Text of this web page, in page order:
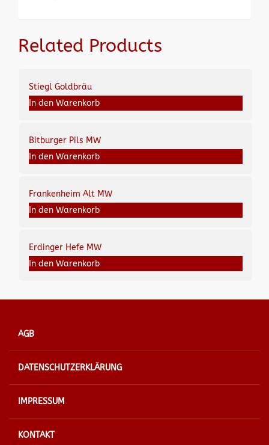
Related Products
Stiegl Goldbräu
In den Warenkorb
Bitburger Pils MW
In den Warenkorb
Frankenheim Alt MW
In den Warenkorb
Erdinger Hefe MW
In den Warenkorb
AGB
DATENSCHUTZERKLÄRUNG
IMPRESSUM
KONTAKT